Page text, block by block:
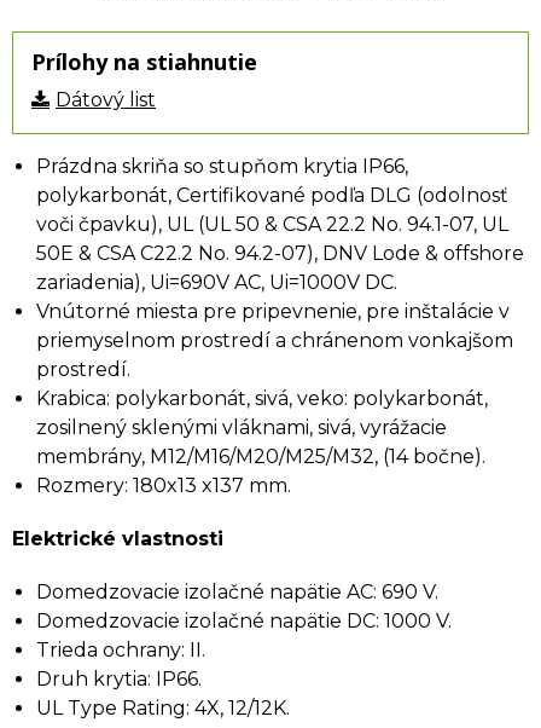
Prílohy na stiahnutie
Dátový list
Prázdna skriňa so stupňom krytia IP66,
polykarbonát, Certifikované podľa DLG (odolnosť
voči čpavku), UL (UL 50 & CSA 22.2 No. 94.1-07, UL
50E & CSA C22.2 No. 94.2-07), DNV Lode & offshore
zariadenia), Ui=690V AC, Ui=1000V DC.
Vnútorné miesta pre pripevnenie, pre inštalácie v
priemyselnom prostredí a chránenom vonkajšom
prostredí.
Krabica: polykarbonát, sivá, veko: polykarbonát,
zosilnený sklenými vláknami, sivá, vyrážacie
membrány, M12/M16/M20/M25/M32, (14 bočne).
Rozmery: 180x13 x137 mm.
Elektrické vlastnosti
Domedzovacie izolačné napätie AC: 690 V.
Domedzovacie izolačné napätie DC: 1000 V.
Trieda ochrany: II.
Druh krytia: IP66.
UL Type Rating: 4X, 12/12K.